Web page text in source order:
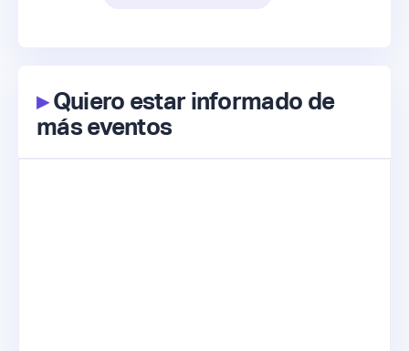
▸Quiero estar informado de
más eventos